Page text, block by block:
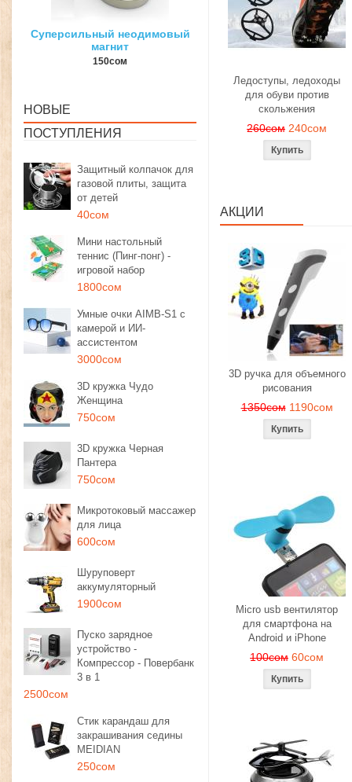
3D ручка для объемного
рисования
1350сом 1190сом
Загуститель волос
27гр
НОВЫЕ
ПОСТУПЛЕНИЯ
Защитный колпачок для
газовой плиты, защита
от детей
40сом
Мини настольный
теннис (Пинг-понг) -
игровой набор
1800сом
Умные очки AIMB-S1 с
камерой и ИИ-
ассистентом
3000сом
3D кружка Чудо
Женщина
750сом
3D кружка Черная
Пантера
750сом
Микротоковый массажер
для лица
600сом
Шуруповерт
аккумуляторный
1900сом
Пуско зарядное
устройство -
Компрессор - Повербанк
3 в 1
2500сом
Стик карандаш для
закрашивания седины
MEIDIAN
250сом
Ледоступы, ледоходы
для обуви против
скольжения
260сом 240сом
АКЦИИ
3D ручка для объемного
рисования
1350сом 1190сом
Micro usb вентилятор
для смартфона на
Android и iPhone
100сом 60сом